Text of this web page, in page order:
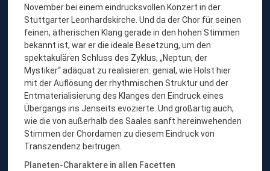
November bei einem eindrucksvollen Konzert in der
Stuttgarter Leonhardskirche. Und da der Chor für seinen
feinen, ätherischen Klang gerade in den hohen Stimmen
bekannt ist, war er die ideale Besetzung, um den
spektakulären Schluss des Zyklus, „Neptun, der
Mystiker“ adäquat zu realisieren: genial, wie Holst hier
mit der Auflösung der rhythmischen Struktur und der
Entmaterialisierung des Klanges den Eindruck eines
Übergangs ins Jenseits evozierte. Und großartig auch,
wie die von außerhalb des Saales sanft hereinwehenden
Stimmen der Chordamen zu diesem Eindruck von
Transzendenz beitrugen.
Planeten-Charaktere in allen Facetten